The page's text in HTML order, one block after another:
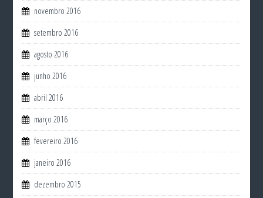
novembro 2016
setembro 2016
agosto 2016
junho 2016
abril 2016
março 2016
fevereiro 2016
janeiro 2016
dezembro 2015